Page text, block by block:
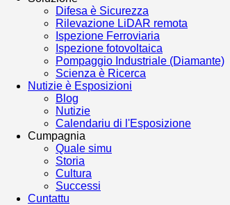
Difesa è Sicurezza
Rilevazione LiDAR remota
Ispezione Ferroviaria
Ispezione fotovoltaica
Pompaggio Industriale (Diamante)
Scienza è Ricerca
Nutizie è Esposizioni
Blog
Nutizie
Calendariu di l'Esposizione
Cumpagnia
Quale simu
Storia
Cultura
Successi
Cuntattu